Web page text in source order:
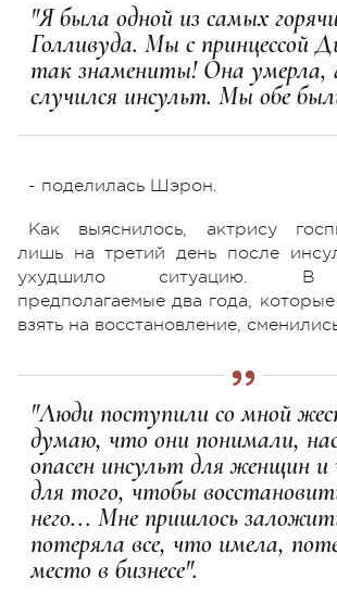
"Я была одной из самых
Голливуда. Мы с принцессой
так знамениты! Она умерла,
случился инсульт. Мы обе
- поделилась Шэрон.
Как выяснилось, актрису
лишь на третий день после
ухудшило ситуацию. В
предполагаемые два года,
взять на восстановление,
"Люди поступили со мной
думаю, что они понимали,
опасен инсульт для женщин
для того, чтобы
него... Мне пришлось
потеряла все, что имела,
место в бизнесе".